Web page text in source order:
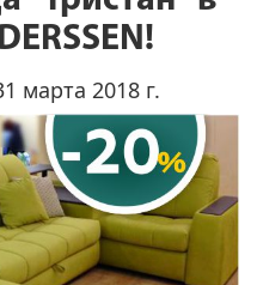
марта 2018 г.